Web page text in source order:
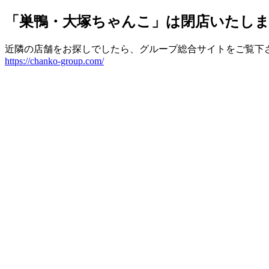
「巣鴨・大塚ちゃんこ」は閉店いたしま
近隣の店舗をお探しでしたら、グループ総合サイトをご覧下
https://chanko-group.com/